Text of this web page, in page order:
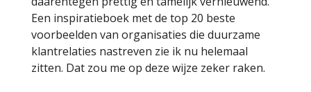
Een inspiratieboek met de top 20 beste
voorbeelden van organisaties die duurzame
klantrelaties nastreven zie ik nu helemaal
zitten. Dat zou me op deze wijze zeker raken.